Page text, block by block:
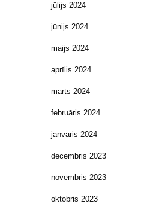
jūlijs 2024
jūnijs 2024
maijs 2024
aprīlis 2024
marts 2024
februāris 2024
janvāris 2024
decembris 2023
novembris 2023
oktobris 2023